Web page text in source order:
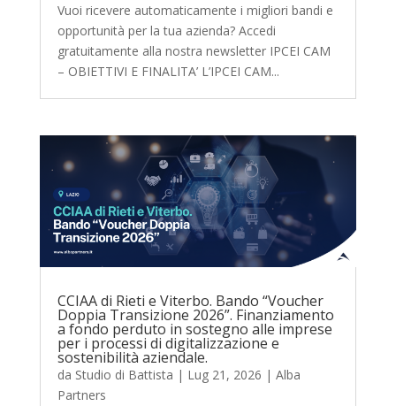
Vuoi ricevere automaticamente i migliori bandi e
opportunità per la tua azienda? Accedi
gratuitamente alla nostra newsletter IPCEI CAM
– OBIETTIVI E FINALITA’ L’IPCEI CAM...
CCIAA di Rieti e Viterbo. Bando “Voucher
Doppia Transizione 2026”. Finanziamento
a fondo perduto in sostegno alle imprese
per i processi di digitalizzazione e
sostenibilità aziendale.
da Studio di Battista | Lug 21, 2026 | Alba
Partners